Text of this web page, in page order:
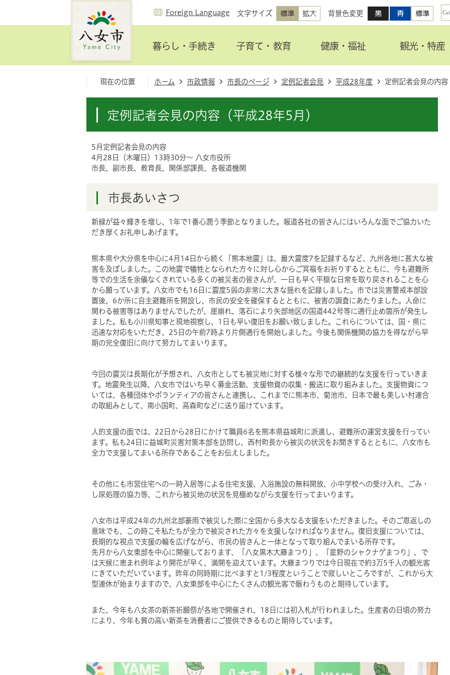
Foreign Language 文字サイズ 背景色変更
暮らし・手続き 子育て・教育 健康・福祉 観光・特産
現在の位置 ホーム 市政情報 市長のページ 定例記者会見 平成28年度 定例記者会見の内
定例記者会見の内容（平成28年5月）
5月定例記者会見の内容
4月28日（木曜日）13時30分～ 八女市役所
市長、副市長、教育長、関係部課長、各報道機関
市長あいさつ
新緑が益々輝きを増し、1年で1番心潤う季節となりました。報道各社の皆さんにはいろんな面でご協力いた
だき厚くお礼申しあげます。
熊本県や大分県を中心に4月14日から続く「熊本地震」は、最大震度7を記録するなど、九州各地に甚大な被
害を及ぼしました。この地震で犠牲となられた方々に対し心からご冥福をお祈りするとともに、今も避難所
等での生活を余儀なくされている多くの被災者の皆さんが、一日も早く平穏な日常を取り戻されることを心
から願っています。八女市でも16日に震度5弱の非常に大きな揺れを記録しました。市では災害警戒本部設
置後、6か所に自主避難所を開設し、市民の安全を確保するとともに、被害の調査にあたりました。人命に
関わる被害等はありませんでしたが、崖崩れ、落石により矢部地区の国道442号等に通行止め箇所が発生し
ました。私も小川県知事と現地視察し、1日も早い復旧をお願い致しました。これらについては、国・県に
迅速な対応をいただき、25日の午前7時より片側通行を開始しました。今後も関係機関の協力を得ながら早
期の完全復旧に向けて努力してまいります。
今回の震災は長期化が予想され、八女市としても被災地に対する様々な形での継続的な支援を行っていきま
す。地震発生以降、八女市ではいち早く募金活動、支援物資の収集・搬送に取り組みました。支援物資につ
いては、各種団体やボランティアの皆さんと連携し、これまでに熊本市、菊池市、日本で最も美しい村連合
の取組みとして、南小国町、高森町などに送り届けています。
人的支援の面では、22日から28日にかけて職員6名を熊本県益城町に派遣し、避難所の運営支援を行ってい
ます。私も24日に益城町災害対策本部を訪問し、西村町長から被災の状況をお聞きするとともに、八女市も
全力で支援してまいる所存であることをお伝えしました。
その他にも市営住宅への一時入居等による住宅支援、入浴施設の無料開放、小中学校への受け入れ、ごみ・
し尿処理の協力等、これから被災地の状況を見極めながら支援を行ってまいります。
八女市は平成24年の九州北部豪雨で被災した際に全国から多大なる支援をいただきました。そのご恩返しの
意味でも、この時こそ私たちが全力で被災された方々を支援しなければなりません。復旧支援については、
長期的な視点で支援の輪を広げながら、市民の皆さんと一体となって取り組んでまいる所存です。
先月から八女東部を中心に開催しております、「八女黒木大藤まつり」、「星野のシャクナゲまつり」、で
は天候に恵まれ例年より開花が早く、満開を迎えています。大藤まつりでは今日現在で約3万5千人の観光客
にきていただいています。昨年の同時期に比べますと1/3程度ということで寂しいところですが、これから大
型連休が始まりますので、八女東部を中心にたくさんの観光客で賑わうものと期待しています。
また、今年も八女茶の新茶祈願祭が各地で開催され、18日には初入札が行われました。生産者の日頃の努力
により、今年も質の高い新茶を消費者にご提供できるものと期待しています。